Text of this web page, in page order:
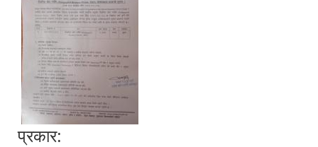
प्रकार: